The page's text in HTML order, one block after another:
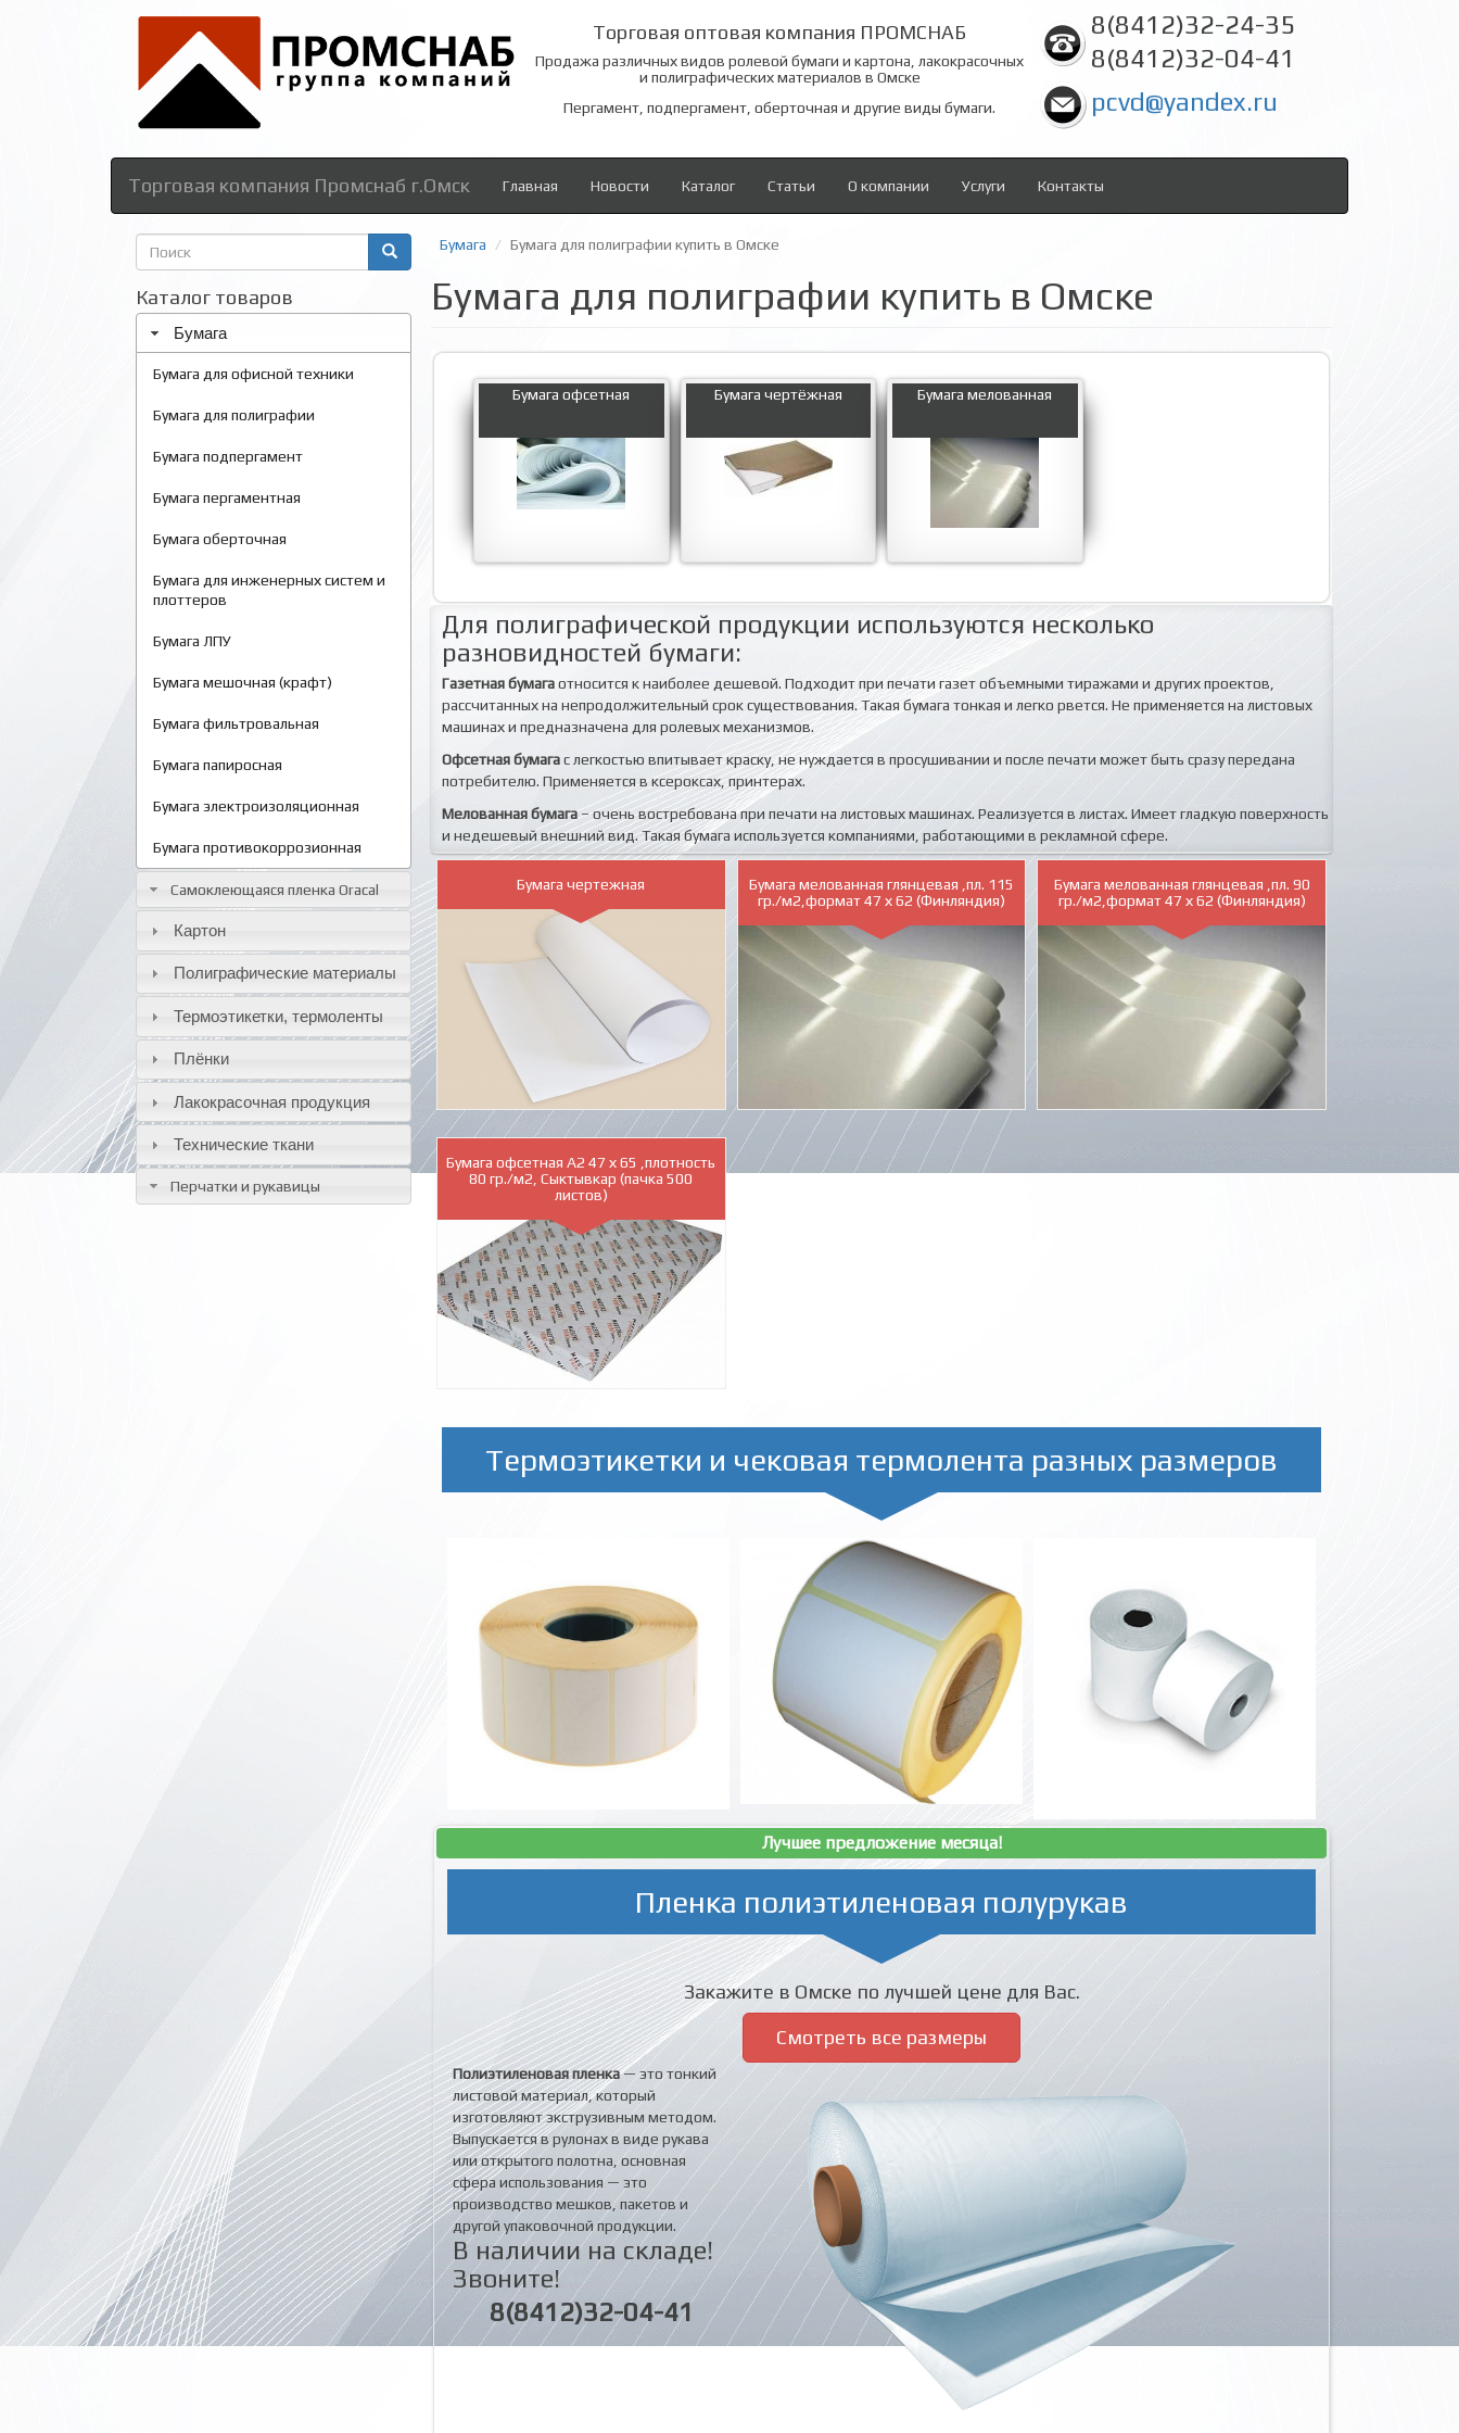
Торговая оптовая компания ПРОМСНАБ
Продажа различных видов ролевой бумаги и картона, лакокрасочных
и полиграфических материалов в Омске
Пергамент, подпергамент, оберточная и другие виды бумаги.
8(8412)32-24-35
8(8412)32-04-41
pcvd@yandex.ru
Торговая компания Промснаб г.Омск Главная Новости Каталог Статьи О компании Услуги Контакты
Форма
поиска
Каталог товаров
Бумага
Бумага для офисной техники
Бумага для полиграфии
Бумага подпергамент
Бумага пергаментная
Бумага оберточная
Бумага для инженерных систем и
плоттеров
Бумага ЛПУ
Бумага мешочная (крафт)
Бумага фильтровальная
Бумага папиросная
Бумага электроизоляционная
Бумага противокоррозионная
Самоклеющаяся пленка Oracal
Картон
Полиграфические материалы
Термоэтикетки, термоленты
Плёнки
Лакокрасочная продукция
Технические ткани
Перчатки и рукавицы
Бумага Бумага для полиграфии купить в Омске
Бумага для полиграфии купить в Омске
Бумага офсетная Бумага чертёжная Бумага мелованная
Для полиграфической продукции используются несколько
разновидностей бумаги:
Газетная бумагаотносится к наиболее дешевой. Подходит при печати газет объемными тиражами и других проектов,
рассчитанных на непродолжительный срок существования. Такая бумага тонкая и легко рвется. Не применяется на листовых
машинах и предназначена для ролевых механизмов.
Офсетная бумагас легкостью впитывает краску, не нуждается в просушивании и после печати может быть сразу передана
потребителю. Применяется в ксероксах, принтерах.
Мелованная бумага– очень востребована при печати на листовых машинах. Реализуется в листах. Имеет гладкую поверхность
и недешевый внешний вид. Такая бумага используется компаниями, работающими в рекламной сфере.
Бумага чертежная
Бумага мелованная глянцевая ,пл. 115
гр./м2,формат 47 х 62 (Финляндия)
Бумага мелованная глянцевая ,пл. 90
гр./м2,формат 47 х 62 (Финляндия)
Бумага офсетная А2 47 х 65 ,плотность
80 гр./м2, Сыктывкар (пачка 500
листов)
Термоэтикетки и чековая термолента разных размеров
Лучшее предложение месяца!
Пленка полиэтиленовая полурукав
Закажите в Омске по лучшей цене для Вас.
Смотреть все размеры
Полиэтиленовая пленка— это тонкий
листовой материал, который
изготовляют экструзивным методом.
Выпускается в рулонах в виде рукава
или открытого полотна, основная
сфера использования — это
производство мешков, пакетов и
другой упаковочной продукции.
В наличии на складе!
Звоните!
8(8412)32-04-41